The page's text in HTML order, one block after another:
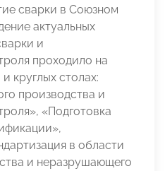
сварки в Союзном
актуальных
и
проходило на
круглых столах:
производства и
«Подготовка
в области
и неразрушающего